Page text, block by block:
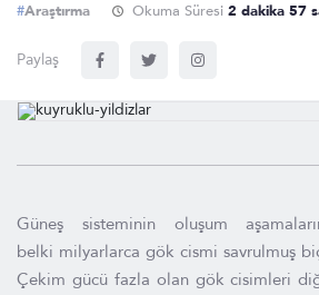
#Araştırma Okuma Süresi 2 dakika 56
Paylaş
Güneş sisteminin oluşum
belki milyarlarca gök cismi savrulmuş
Çekim gücü fazla olan gök cisimleri